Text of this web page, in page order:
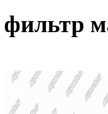
фильтр